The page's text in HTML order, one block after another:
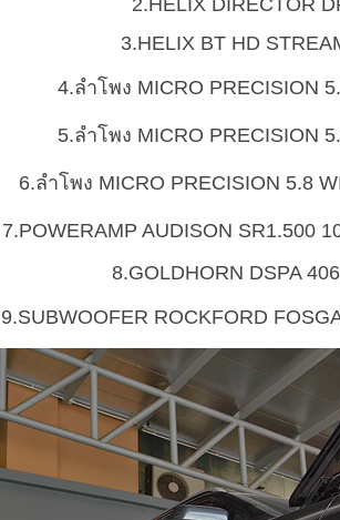
2.HELIX DIRECTOR
3.HELIX BT HD
4.ลำโพง MICRO PRECISION
5.ลำโพง MICRO PRECISION
6.ลำโพง MICRO PRECISION 5.8
7.POWERAMP AUDISON SR1.500
8.GOLDHORN DSPA
9.SUBWOOFER ROCKFORD